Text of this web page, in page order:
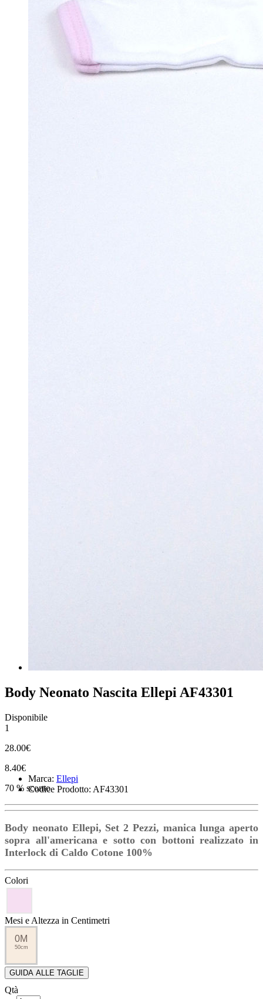
Body Neonato Nascita Ellepi AF43301
Disponibile
1
28.00€
8.40€
70 % sconto
Marca: Ellepi
Codice Prodotto: AF43301
Body neonato Ellepi, Set 2 Pezzi, manica lunga aperto
sopra all'americana e sotto con bottoni realizzato in
Interlock di Caldo Cotone 100%
Colori
Mesi e Altezza in Centimetri
0M
50cm
GUIDA ALLE TAGLIE
Qtà